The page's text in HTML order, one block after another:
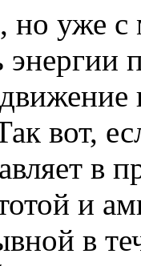
но уже
вот,
в
и
в